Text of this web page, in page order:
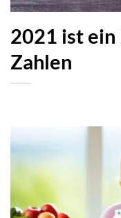
2021 ist ein
Zahlen